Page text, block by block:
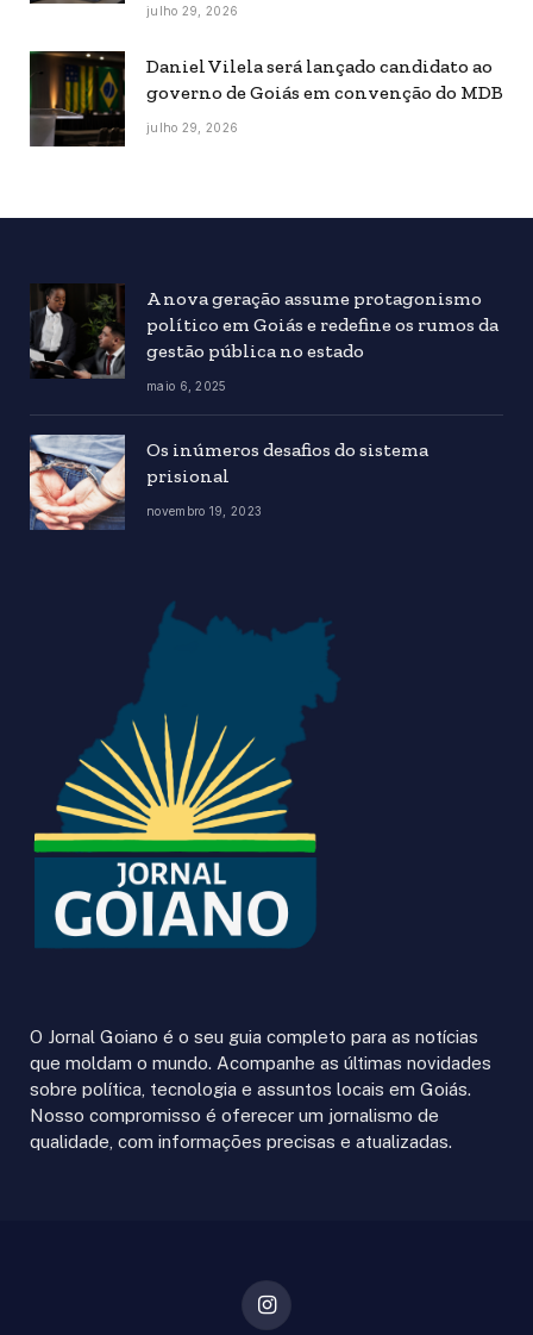
julho 29, 2026
Daniel Vilela será lançado candidato ao
governo de Goiás em convenção do MDB
julho 29, 2026
A nova geração assume protagonismo
político em Goiás e redefine os rumos da
gestão pública no estado
maio 6, 2025
Os inúmeros desafios do sistema
prisional
novembro 19, 2023
O Jornal Goiano é o seu guia completo para as notícias
que moldam o mundo. Acompanhe as últimas novidades
sobre política, tecnologia e assuntos locais em Goiás.
Nosso compromisso é oferecer um jornalismo de
qualidade, com informações precisas e atualizadas.
Instagram